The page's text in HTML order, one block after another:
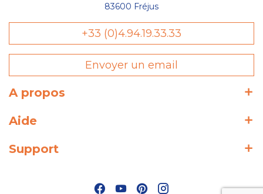
des Cookies
Les Éditions Prosveta utilisent des
cookies nécessaires au bon
fonctionnement du site et à l'optimisation de votre navigation :
conservation de votre liste (wishlist) et de votre panier, avec ou
peuvent être utilisées à des fins statistiques : temps de visite
moment depuis le lien présent dans notre politique de
Lire la politique de confidentialité
83600 Fréjus
+33 (0)4.94.19.33.33
Envoyer un email
A propos
Aide
Support